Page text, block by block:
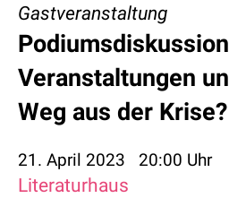
Gastveranstaltung
Veranstaltungen
Weg aus der Krise?
21. April 2023 20:00 Uhr
Literaturhaus